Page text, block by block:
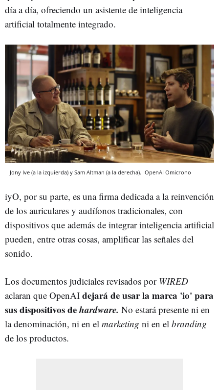
día a día, ofreciendo un asistente de inteligencia
artificial totalmente integrado.
Jony Ive (a la izquierda) y Sam Altman (a la derecha). OpenAI Omicrono
iyO, por su parte, es una firma dedicada a la reinvención
de los auriculares y audífonos tradicionales, con
dispositivos que además de integrar inteligencia artificial
pueden, entre otras cosas, amplificar las señales del
sonido.
Los documentos judiciales revisados por WIRED
aclaran que OpenAI dejará de usar la marca 'io' para
sus dispositivos dehardware. No estará presente ni en
la denominación, ni en el marketing ni en el branding
de los productos.